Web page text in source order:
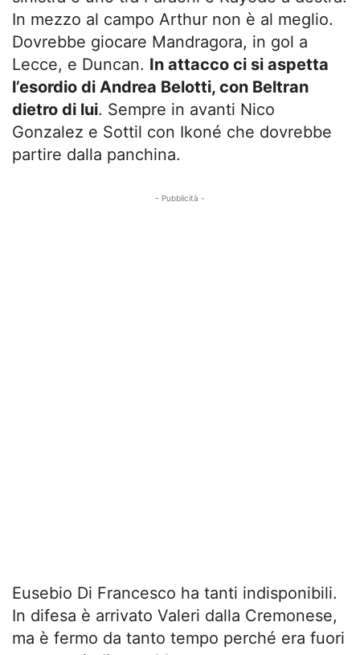
In mezzo al campo Arthur non è al meglio.
Dovrebbe giocare Mandragora, in gol a
Lecce, e Duncan. In attacco ci si aspetta
l’esordio di Andrea Belotti, con Beltran
dietro di lui. Sempre in avanti Nico
Gonzalez e Sottil con Ikoné che dovrebbe
partire dalla panchina.
- Pubblicità -
Eusebio Di Francesco ha tanti indisponibili.
In difesa è arrivato Valeri dalla Cremonese,
ma è fermo da tanto tempo perché era fuori